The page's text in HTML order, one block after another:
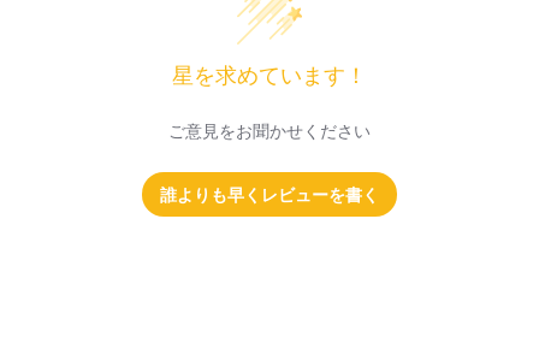
星を求めています！
ご意見をお聞かせください
誰よりも早くレビューを書く